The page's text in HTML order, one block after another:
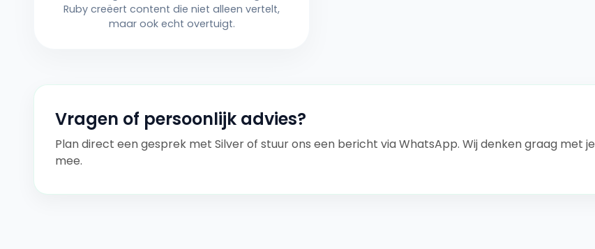
Ruby creëert content die niet alleen vertelt,
maar ook echt overtuigt.
Vragen of persoonlijk advies?
Plan direct een gesprek met Silver of stuur ons een bericht via WhatsApp. Wij denken graag met je
mee.